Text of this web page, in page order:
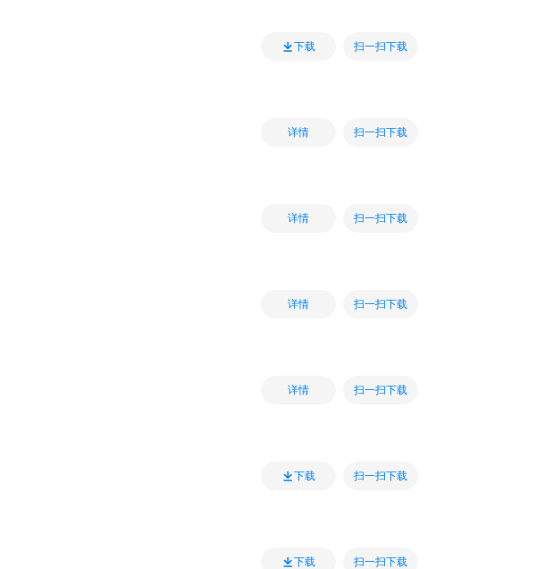
下载 扫一扫下载
详情 扫一扫下载
详情 扫一扫下载
详情 扫一扫下载
详情 扫一扫下载
下载 扫一扫下载
下载 扫一扫下载